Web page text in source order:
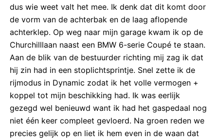
dus wie weet valt het mee. Ik denk dat dit komt door
de vorm van de achterbak en de laag aflopende
achterklep. Op weg naar mijn garage kwam ik op de
Churchilllaan naast een BMW 6-serie Coupé te staan.
Aan de blik van de bestuurder richting mij zag ik dat
hij zin had in een stoplichtsprintje. Snel zette ik de
rijmodus in Dynamic zodat ik het volle vermogen +
koppel tot mijn beschikking had. Ik was eerlijk
gezegd wel benieuwd want ik had het gaspedaal nog
niet één keer compleet gevloerd. Na groen reden we
precies gelijk op en liet ik hem even in de waan dat